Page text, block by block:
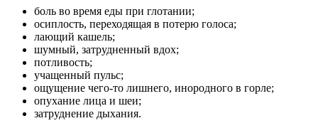
боль во время еды при глотании;
осиплость, переходящая в потерю голоса;
лающий кашель;
шумный, затрудненный вдох;
потливость;
учащенный пульс;
ощущение чего-то лишнего, инородного в горле;
опухание лица и шеи;
затруднение дыхания.